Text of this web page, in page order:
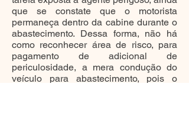
que se constate que o motorista
permaneça dentro da cabine durante o
abastecimento. Dessa forma, não há
como reconhecer área de risco, para
pagamento de adicional de
periculosidade, a mera condução do
veículo para abastecimento, pois o